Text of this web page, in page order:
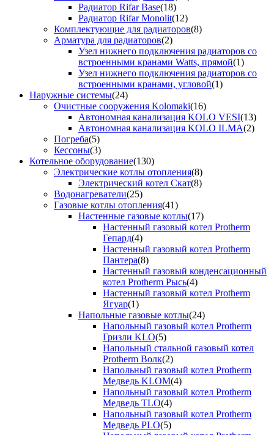
Радиатор Rifar Base(18)
Радиатор Rifar Monolit(12)
Комплектующие для радиаторов(8)
Арматура для радиаторов(2)
Узел нижнего подключения радиаторов со
встроенными кранами Watts, прямой(1)
Узел нижнего подключения радиаторов со
встроенными кранами, угловой(1)
Наружные системы(24)
Очистные сооружения Kolomaki(16)
Автономная канализация KOLO VESI(13)
Автономная канализация KOLO ILMA(2)
Погреба(5)
Кессоны(3)
Котельное оборудование(130)
Электрические котлы отопления(8)
Электрический котел Скат(8)
Водонагреватели(25)
Газовые котлы отопления(41)
Настенные газовые котлы(17)
Настенный газовый котел Protherm
Гепард(4)
Настенный газовый котел Protherm
Пантера(8)
Настенный газовый конденсационный
котел Protherm Рысь(4)
Настенный газовый котел Protherm
Ягуар(1)
Напольные газовые котлы(24)
Напольный газовый котел Protherm
Гризли KLO(5)
Напольный стальной газовый котел
Protherm Волк(2)
Напольный газовый котел Protherm
Медведь KLOM(4)
Напольный газовый котел Protherm
Медведь TLO(4)
Напольный газовый котел Protherm
Медведь PLO(5)